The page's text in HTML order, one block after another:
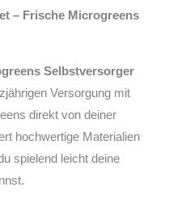
– Frische Microgreens
Selbstversorger
Versorgung mit
direkt von deiner
hochwertige Materialien
spielend leicht deine